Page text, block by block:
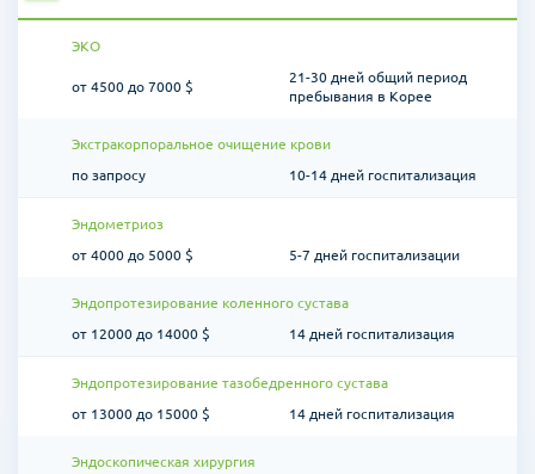
ЭКО
от 4500 до 7000 $
21-30 дней общий период
пребывания в Корее
Экстракорпоральное очищение крови
по запросу
10-14 дней госпитализация
Эндометриоз
от 4000 до 5000 $
5-7 дней госпитализации
Эндопротезирование коленного сустава
от 12000 до 14000 $
14 дней госпитализация
Эндопротезирование тазобедренного сустава
от 13000 до 15000 $
14 дней госпитализация
Эндоскопическая хирургия